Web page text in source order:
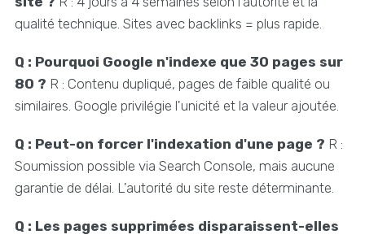
qualité technique. Sites avec backlinks = plus rapide.
Q : Pourquoi Google n'indexe que 30 pages sur
80 ? R : Contenu dupliqué, pages de faible qualité ou
similaires. Google privilégie l'unicité et la valeur ajoutée.
Q : Peut-on forcer l'indexation d'une page ? R :
Soumission possible via Search Console, mais aucune
garantie de délai. L'autorité du site reste déterminante.
Q : Les pages supprimées disparaissent-elles